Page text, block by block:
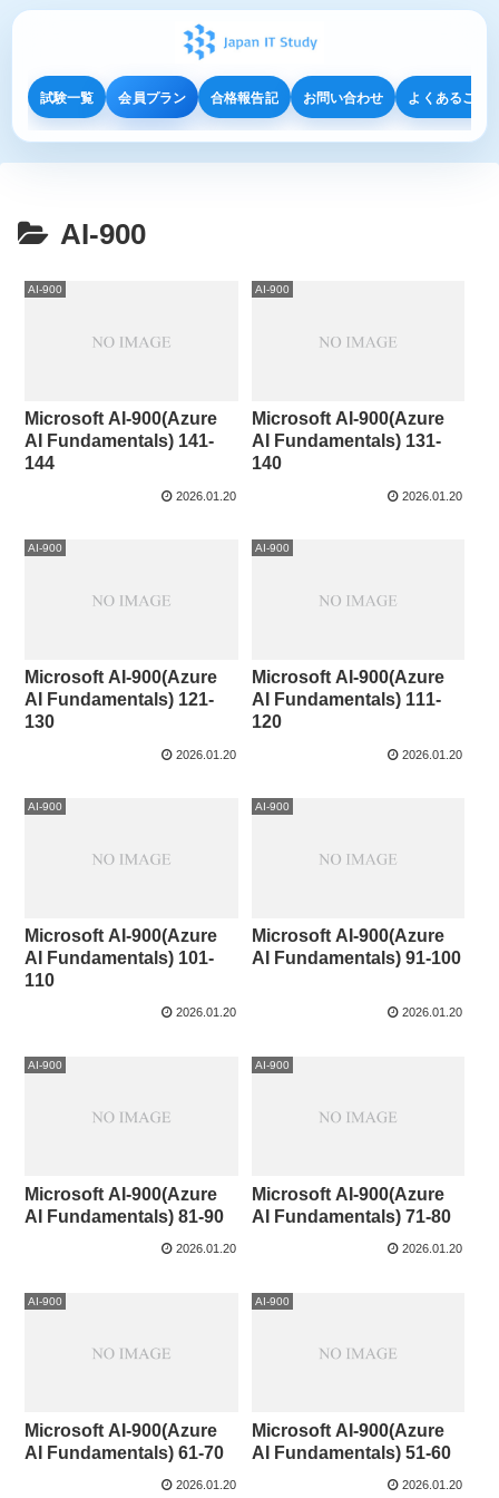
試験一覧 会員プラン 合格報告記 お問い合わせ よくあるご質
AI-900
AI-900
Microsoft AI-900(Azure
AI Fundamentals) 141-
144
2026.01.20
AI-900
Microsoft AI-900(Azure
AI Fundamentals) 131-
140
2026.01.20
AI-900
Microsoft AI-900(Azure
AI Fundamentals) 121-
130
2026.01.20
AI-900
Microsoft AI-900(Azure
AI Fundamentals) 111-
120
2026.01.20
AI-900
Microsoft AI-900(Azure
AI Fundamentals) 101-
110
2026.01.20
AI-900
Microsoft AI-900(Azure
AI Fundamentals) 91-100
2026.01.20
AI-900
Microsoft AI-900(Azure
AI Fundamentals) 81-90
2026.01.20
AI-900
Microsoft AI-900(Azure
AI Fundamentals) 71-80
2026.01.20
AI-900
Microsoft AI-900(Azure
AI Fundamentals) 61-70
2026.01.20
AI-900
Microsoft AI-900(Azure
AI Fundamentals) 51-60
2026.01.20